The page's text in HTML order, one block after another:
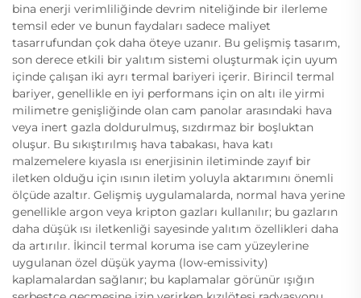
bina enerji verimliliğinde devrim niteliğinde bir ilerleme
temsil eder ve bunun faydaları sadece maliyet
tasarrufundan çok daha öteye uzanır. Bu gelişmiş tasarım,
son derece etkili bir yalıtım sistemi oluşturmak için uyum
içinde çalışan iki ayrı termal bariyeri içerir. Birincil termal
bariyer, genellikle en iyi performans için on altı ile yirmi
milimetre genişliğinde olan cam panolar arasındaki hava
veya inert gazla doldurulmuş, sızdırmaz bir boşluktan
oluşur. Bu sıkıştırılmış hava tabakası, hava katı
malzemelere kıyasla ısı enerjisinin iletiminde zayıf bir
iletken olduğu için ısının iletim yoluyla aktarımını önemli
ölçüde azaltır. Gelişmiş uygulamalarda, normal hava yerine
genellikle argon veya kripton gazları kullanılır; bu gazların
daha düşük ısı iletkenliği sayesinde yalıtım özellikleri daha
da artırılır. İkincil termal koruma ise cam yüzeylerine
uygulanan özel düşük yayma (low-emissivity)
kaplamalardan sağlanır; bu kaplamalar görünür ışığın